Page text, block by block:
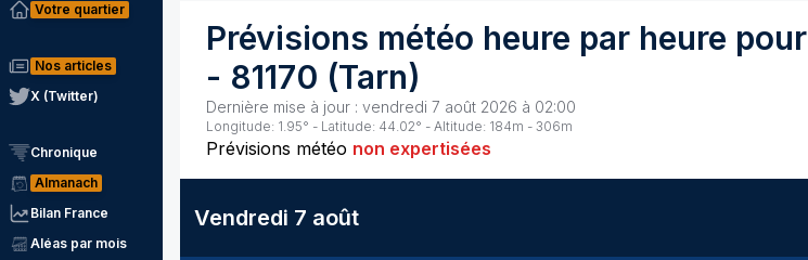
Votre quartier
Nos articles
X (Twitter)
Chronique
Almanach
Bilan France
Aléas par mois
Prévisions météo heure par heure pour
- 81170 (Tarn)
Dernière mise à jour : vendredi 7 août 2026 à 02:00
Longitude: 1.95° - Latitude: 44.02° - Altitude: 184m - 306m
Prévisions météo non expertisées
Vendredi 7 août